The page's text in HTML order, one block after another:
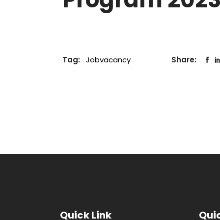
Tag: Jobvacancy Share:
Quick Link